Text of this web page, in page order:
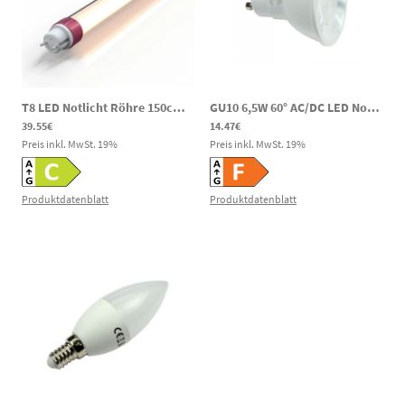
T8 LED Notlicht Röhre 150cm AC/DC 18/20/25W 3000/4000/6000K 120–300V DC
39.55€
Preis inkl. MwSt. 19%
Produktdatenblatt
GU10 6,5W 60° AC/DC LED Notlicht Spot CRI90 600lm 4000K 80-269V DC 220-240V AC
14.47€
Preis inkl. MwSt. 19%
Produktdatenblatt